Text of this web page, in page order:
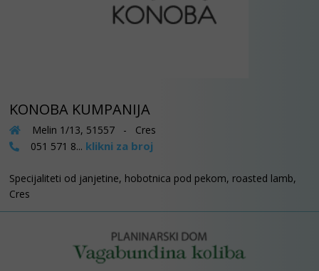
KONOBA KUMPANIJA
Melin 1/13, 51557 - Cres
051 571 8... klikni za broj
Specijaliteti od janjetine, hobotnica pod pekom, roasted lamb,
Cres